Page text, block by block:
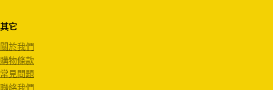
其它
關於我們
購物條款
常見問題
聯絡我們